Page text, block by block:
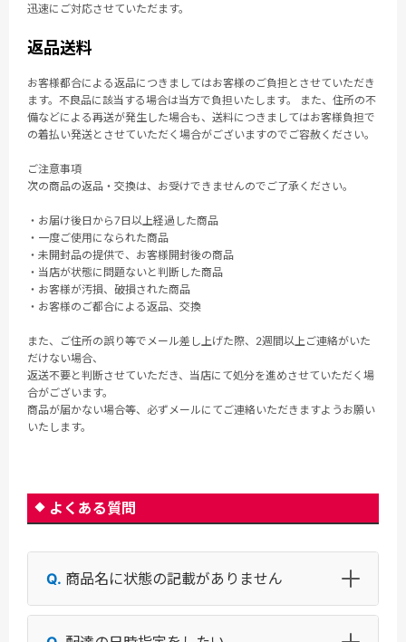
迅速にご対応させていただます。
返品送料
お客様都合による返品につきましてはお客様のご負担とさせていただき
ます。不良品に該当する場合は当方で負担いたします。 また、住所の不
備などによる再送が発生した場合も、送料につきましてはお客様負担で
の着払い発送とさせていただく場合がございますのでご容赦ください。
ご注意事項
次の商品の返品・交換は、お受けできませんのでご了承ください。
・お届け後日から7日以上経過した商品
・一度ご使用になられた商品
・未開封品の提供で、お客様開封後の商品
・当店が状態に問題ないと判断した商品
・お客様が汚損、破損された商品
・お客様のご都合による返品、交換
また、ご住所の誤り等でメール差し上げた際、2週間以上ご連絡がいた
だけない場合、
返送不要と判断させていただき、当店にて処分を進めさせていただく場
合がございます。
商品が届かない場合等、必ずメールにてご連絡いただきますようお願い
いたします。
よくある質問
商品名に状態の記載がありません